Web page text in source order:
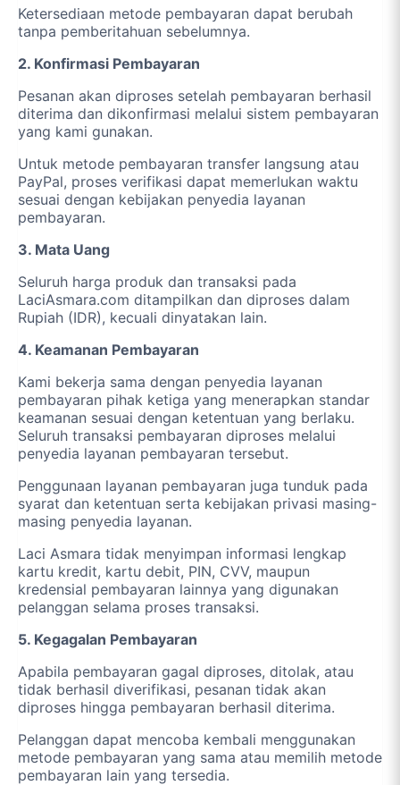
Ketersediaan metode pembayaran dapat berubah
tanpa pemberitahuan sebelumnya.
2. Konfirmasi Pembayaran
Pesanan akan diproses setelah pembayaran berhasil
diterima dan dikonfirmasi melalui sistem pembayaran
yang kami gunakan.
Untuk metode pembayaran transfer langsung atau
PayPal, proses verifikasi dapat memerlukan waktu
sesuai dengan kebijakan penyedia layanan
pembayaran.
3. Mata Uang
Seluruh harga produk dan transaksi pada
LaciAsmara.com ditampilkan dan diproses dalam
Rupiah (IDR), kecuali dinyatakan lain.
4. Keamanan Pembayaran
Kami bekerja sama dengan penyedia layanan
pembayaran pihak ketiga yang menerapkan standar
keamanan sesuai dengan ketentuan yang berlaku.
Seluruh transaksi pembayaran diproses melalui
penyedia layanan pembayaran tersebut.
Penggunaan layanan pembayaran juga tunduk pada
syarat dan ketentuan serta kebijakan privasi masing-
masing penyedia layanan.
Laci Asmara tidak menyimpan informasi lengkap
kartu kredit, kartu debit, PIN, CVV, maupun
kredensial pembayaran lainnya yang digunakan
pelanggan selama proses transaksi.
5. Kegagalan Pembayaran
Apabila pembayaran gagal diproses, ditolak, atau
tidak berhasil diverifikasi, pesanan tidak akan
diproses hingga pembayaran berhasil diterima.
Pelanggan dapat mencoba kembali menggunakan
metode pembayaran yang sama atau memilih metode
pembayaran lain yang tersedia.